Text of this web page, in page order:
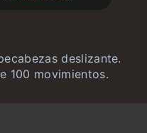
deslizante.
100 movimientos.